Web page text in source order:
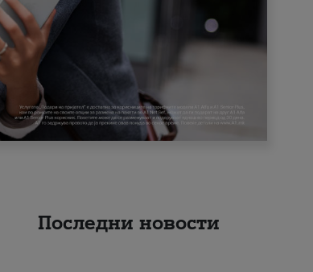
Последни новости